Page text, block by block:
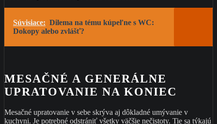
Súvisiace: Dilema na tému kúpeľne s WC:
Dokopy alebo zvlášť?
MESAČNÉ A GENERÁLNE
UPRATOVANIE NA KONIEC
Mesačné upratovanie v sebe skrýva aj dôkladné umývanie v
kuchyni. Je potrebné odstrániť všetky väčšie nečistoty. Tie sa týkajú